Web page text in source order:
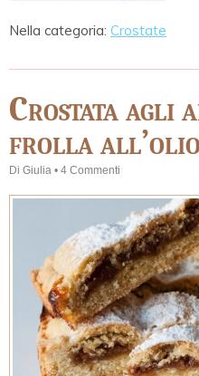
Nella categoria: Crostate
Crostata agli
frolla all’olio
Di Giulia • 4 Commenti